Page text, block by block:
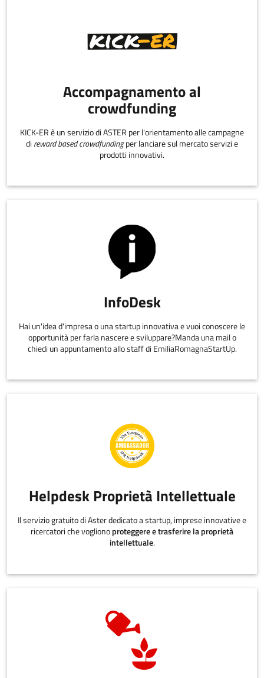
Accompagnamento al
crowdfunding
KICK-ER è un servizio di ASTER per l'orientamento alle campagne
di reward based crowdfundingper lanciare sul mercato servizi e
prodotti innovativi.
InfoDesk
Hai un'idea d'impresa o una startup innovativa e vuoi conoscere le
opportunità per farla nascere e sviluppare?Manda una mail o
chiedi un appuntamento allo staff di EmiliaRomagnaStartUp.
Helpdesk Proprietà Intellettuale
Il servizio gratuito di Aster dedicato a startup, imprese innovative e
ricercatori che voglionoproteggere e trasferire la proprietà
intellettuale.